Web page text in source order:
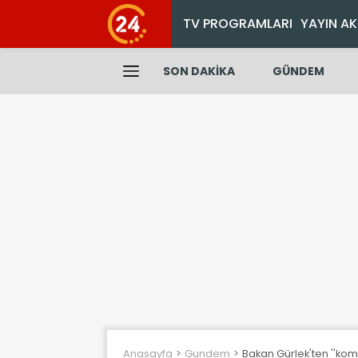
TV PROGRAMLARI YAYIN
SON DAKİKA GÜNDEM
Anasayfa Gundem Bakan Gürlek'ten